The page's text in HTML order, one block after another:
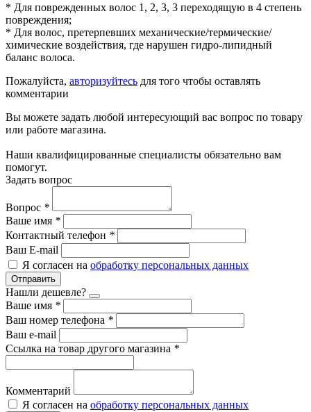
* Для поврежденных волос 1, 2, 3, 3 переходящую в 4 степень
повреждения;
* Для волос, претерпевших механические/термические/
химические воздействия, где нарушен гидро-липидный
баланс волоса.
Пожалуйста, авторизуйтесь для того чтобы оставлять
комментарии
Вы можете задать любой интересующий вас вопрос по товару
или работе магазина.
Наши квалифицированные специалисты обязательно вам
помогут.
Задать вопрос
Вопрос *
Ваше имя *
Контактный телефон *
Ваш E-mail
Я согласен на обработку персональных данных
Отправить
Нашли дешевле?
Ваше имя *
Ваш номер телефона *
Ваш e-mail
Ссылка на товар другого магазина *
Комментарий
Я согласен на обработку персональных данных